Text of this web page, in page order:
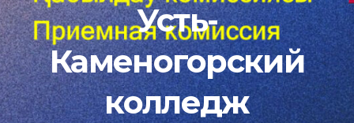
Усть-
Каменогорский
колледж